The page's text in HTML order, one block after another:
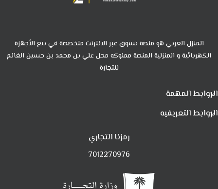
المنزل العربي هو منصة تسوق عبر الانترنت متخصصة في بيع الأجهزة
الكهربائية و المنزلية المنصة مملوكه محل علي بن محمد بن حسين الغانم
للتجارة
الروابط المهمة
الروابط التعريفيه
رمزنا التجاري
7012270976